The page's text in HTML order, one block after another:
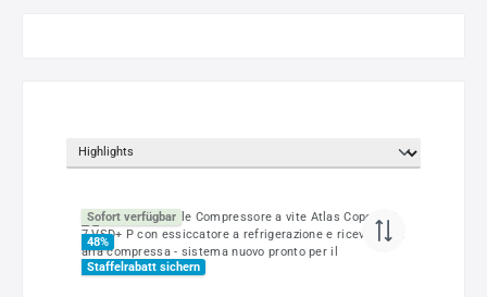
Sofort verfügbar
48%
Staffelrabatt sichern